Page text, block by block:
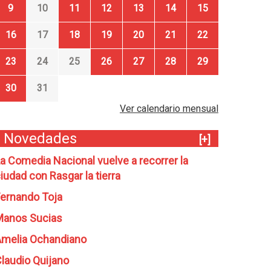
9 10 11 12 13 14 15
16 17 18 19 20 21 22
23 24 25 26 27 28 29
30
31
Ver calendario mensual
Novedades
[+]
Comedia Nacional vuelve a recorrer la
con Rasgar la tierra
Toja
Sucias
Ochandiano
Quijano